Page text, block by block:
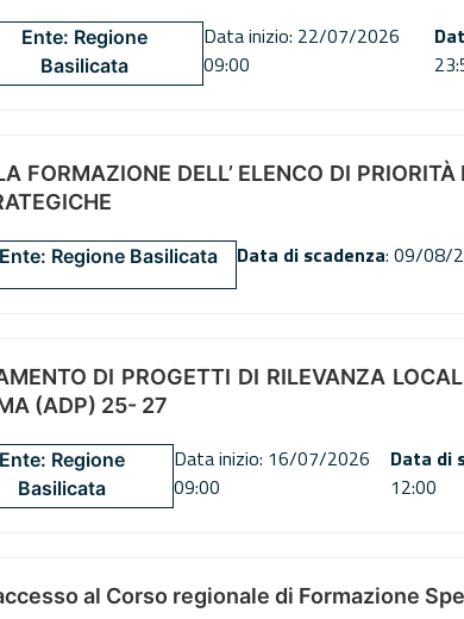
Ente: Regione
Basilicata
Data inizio: 22/07/2026
09:00
FORMAZIONE DELL’ ELENCO DI
Ente: Regione Basilicata Data di scadenza: 09/08/
DI PROGETTI DI RILEVANZA
(ADP) 25- 27
Ente: Regione
Basilicata
Data inizio: 16/07/2026
09:00
Data di
12:00
al Corso regionale di Formazione